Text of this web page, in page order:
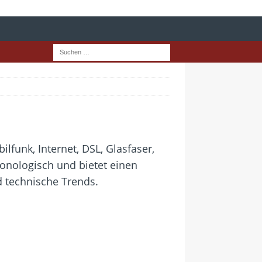
Internet, DSL, Glasfaser,
und bietet einen
Trends.